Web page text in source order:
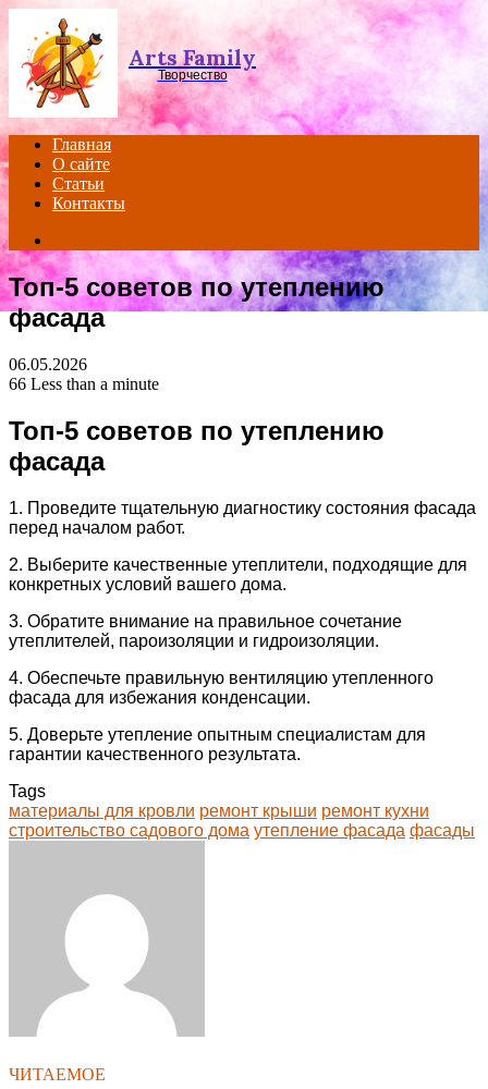
Arts Family
Творчество
Главная
О сайте
Статьи
Контакты
for
Топ-5 советов по утеплению
фасада
06.05.2026
66 Less than a minute
Топ-5 советов по утеплению
фасада
1. Проведите тщательную диагностику состояния фасада
перед началом работ.
2. Выберите качественные утеплители, подходящие для
конкретных условий вашего дома.
3. Обратите внимание на правильное сочетание
утеплителей, пароизоляции и гидроизоляции.
4. Обеспечьте правильную вентиляцию утепленного
фасада для избежания конденсации.
5. Доверьте утепление опытным специалистам для
гарантии качественного результата.
Tags
материалы для кровли ремонт крыши ремонт кухни
строительство садового дома утепление фасада фасады
ЧИТАЕМОЕ